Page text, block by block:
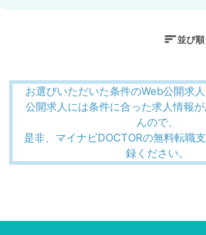
並び順
お選びいただいた条件のWeb公開求
公開求人には条件に合った求人情報
んので、
是非、マイナビDOCTORの無料転職
録ください。